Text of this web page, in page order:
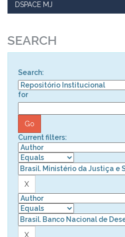
DSPACE MJ
SEARCH
Search:
for
Current filters: